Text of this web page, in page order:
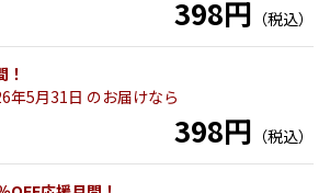
398円 （税込）
！
年5月31日 のお届けなら
398円 （税込）